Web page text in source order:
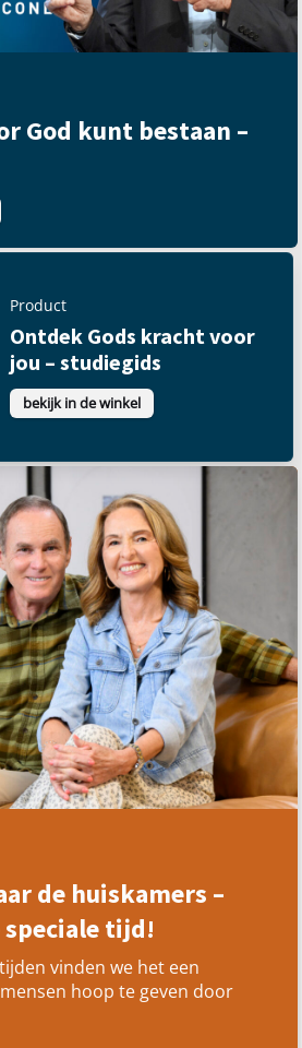
God kunt bestaan –
Product
Ontdek Gods kracht voor
jou – studiegids
bekijk in de winkel
de huiskamers –
tijd!
vinden we het een
hoop te geven door